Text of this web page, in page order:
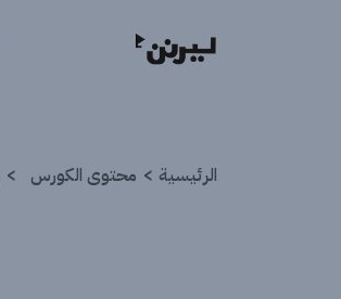
الرئيسية محتوى الكورس